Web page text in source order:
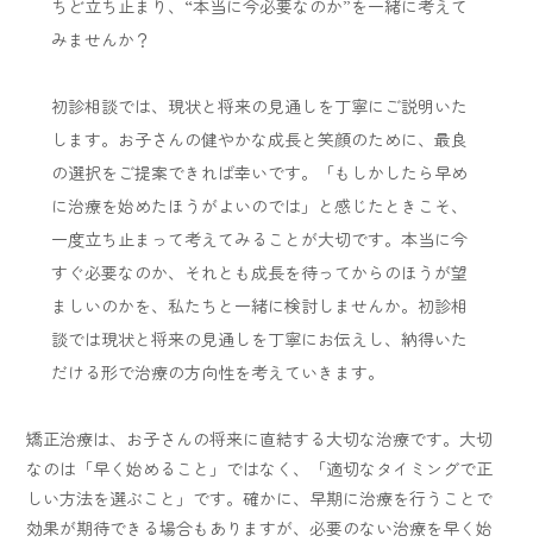
ちど立ち止まり、“本当に今必要なのか”を一緒に考えて
みませんか？
初診相談では、現状と将来の見通しを丁寧にご説明いた
します。お子さんの健やかな成長と笑顔のために、最良
の選択をご提案できれば幸いです。「もしかしたら早め
に治療を始めたほうがよいのでは」と感じたときこそ、
一度立ち止まって考えてみることが大切です。本当に今
すぐ必要なのか、それとも成長を待ってからのほうが望
ましいのかを、私たちと一緒に検討しませんか。初診相
談では現状と将来の見通しを丁寧にお伝えし、納得いた
だける形で治療の方向性を考えていきます。
矯正治療は、お子さんの将来に直結する大切な治療です。大切
なのは「早く始めること」ではなく、「適切なタイミングで正
しい方法を選ぶこと」です。確かに、早期に治療を行うことで
効果が期待できる場合もありますが、必要のない治療を早く始